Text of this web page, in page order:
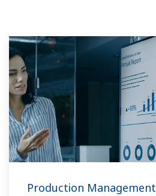
Production Management